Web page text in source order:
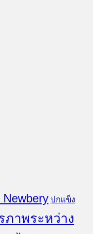
ปกแข็ง
ภาพระหว่าง